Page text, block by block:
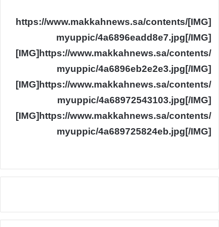
[IMG]https://www.makkahnews.sa/contents/
myuppic/4a6896eadd8e7.jpg[/IMG]
[IMG]https://www.makkahnews.sa/contents/
myuppic/4a6896eb2e2e3.jpg[/IMG]
[IMG]https://www.makkahnews.sa/contents/
myuppic/4a68972543103.jpg[/IMG]
[IMG]https://www.makkahnews.sa/contents/
myuppic/4a689725824eb.jpg[/IMG]